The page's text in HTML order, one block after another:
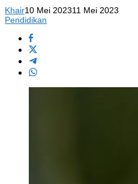
Khair10 Mei 202311 Mei 2023
Pendidikan